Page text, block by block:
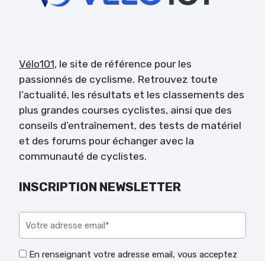
Vélo101, le site de référence pour les
passionnés de cyclisme. Retrouvez toute
l’actualité, les résultats et les classements des
plus grandes courses cyclistes, ainsi que des
conseils d’entraînement, des tests de matériel
et des forums pour échanger avec la
communauté de cyclistes.
INSCRIPTION NEWSLETTER
En renseignant votre adresse email, vous acceptez